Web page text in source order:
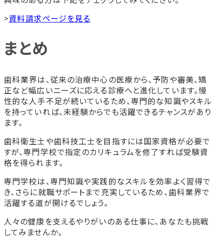
>資料請求ページを見る
まとめ
歯科業界は、従来の治療中心の医療から、予防や審美、矯
正など幅広いニーズに応える診療へと進化しています。慢
性的な人手不足が続いているため、専門的な知識やスキル
を持っていれば、未経験からでも活躍できるチャンスがあり
ます。
歯科衛生士や歯科技工士を目指すには国家資格が必要で
すが、専門学校で指定のカリキュラムを修了すれば受験資
格を得られます。
専門学校は、専門知識や実践的なスキルを効率よく習得で
き、さらに就職サポートまで充実しているため、歯科業界で
活躍する道が開けるでしょう。
人々の健康を支えるやりがいのある仕事に、あなたも挑戦
してみませんか。